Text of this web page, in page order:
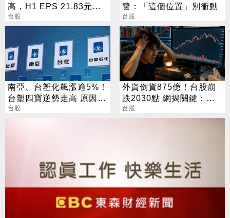
高，H1 EPS 21.83元，
惟7月業績低於預期，今
股價跌停
台股
警：「這個位置」別衝動
台股
南亞、台塑化飆漲逾5%！
台塑四寶逆勢走高 原因找
到了
台股
外資倒貨875億！台股崩
跌2030點 網揭關鍵：沒
人接
台股